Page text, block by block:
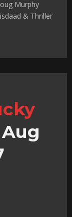
Murphy
& Thriller
Aug